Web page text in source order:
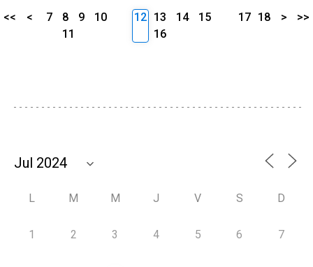
<< < 7 8 9
10
11
12 13 14
15
16
17 18 > >>
L M M J V S D
1 2 3 4 5 6 7